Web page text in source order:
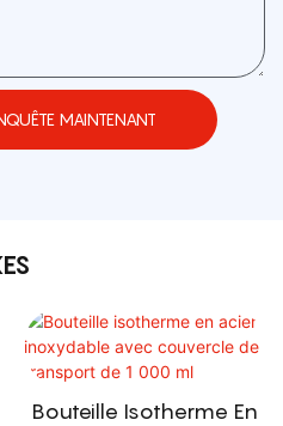
MAINTENANT
Bouteille Isotherme En